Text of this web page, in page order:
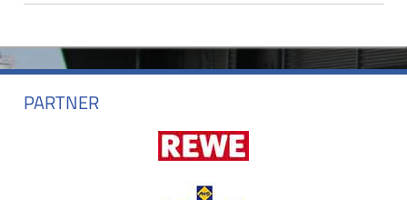
PARTNER